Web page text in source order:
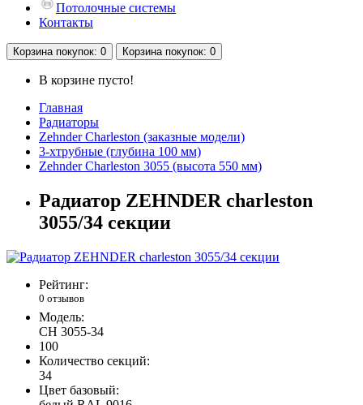
Потолочные системы
Контакты
Корзинапокупок: 0 Корзинапокупок: 0
В корзине пусто!
Главная
Радиаторы
Zehnder Charleston (заказные модели)
3-хтрубные (глубина 100 мм)
Zehnder Charleston 3055 (высота 550 мм)
Радиатор ZEHNDER charleston
3055/34 секции
Рейтинг:
0 отзывов
Модель:
CH 3055-34
100
Количество секций:
34
Цвет базовый: